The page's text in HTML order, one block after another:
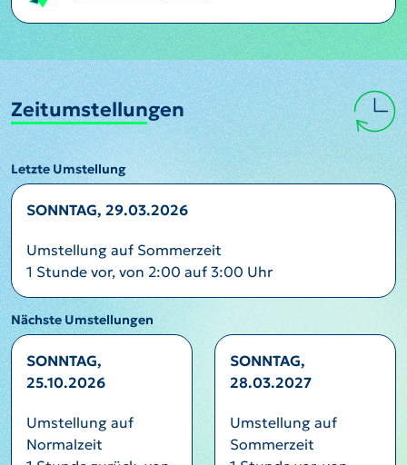
Zeitumstellungen
Letzte Umstellung
SONNTAG, 29.03.2026
Umstellung auf Sommerzeit
1 Stunde vor, von 2:00 auf 3:00 Uhr
Nächste Umstellungen
SONNTAG,
25.10.2026
Umstellung auf
Normalzeit
SONNTAG,
28.03.2027
Umstellung auf
Sommerzeit